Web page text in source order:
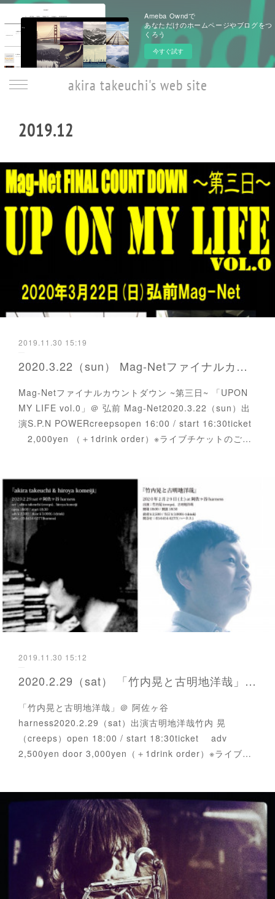
Ameba Owndで
あなただけのホームページやブログをつ
くろう
今すぐ試す
akira takeuchi's web site
2019.12
2019.11.30 15:19
2020.3.22（sun） Mag-Netファイナルカウントダウン ~第三日~ 「UPON MY LIFE vol.0」
Mag-Netファイナルカウントダウン ~第三日~ 「UPON
MY LIFE vol.0」＠ 弘前 Mag-Net2020.3.22（sun）出
演S.P.N POWERcreepsopen 16:00 / start 16:30ticket
2,000yen （＋1drink order）※ライブチケットのご…
2019.11.30 15:12
2020.2.29（sat） 「竹内晃と古明地洋哉」※振替公演
「竹内晃と古明地洋哉」＠ 阿佐ヶ谷
harness2020.2.29（sat）出演古明地洋哉竹内 晃
（creeps）open 18:00 / start 18:30ticket adv
2,500yen door 3,000yen（＋1drink order）※ライブ…